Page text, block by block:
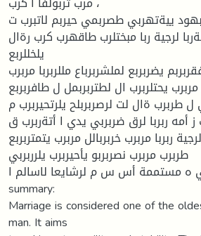
ييةتهربي طصربمي حيربم لاتبرب ت
لرجية ربا مبختلرب طاقهرب كرب رةال
يلخللربع
يضربربع لملشربرباع مللربربا مربرب
يحتلربرب ال لطتربربمل ل طافربربع
ل طربرب ةال لت لرصربربلح يلرتحيربرب م
أمه ربربا لرق ضربربي يدي ا أتةربرب ق
ربربا مربرب خربربالل مربرب يتمتربربع
طربرب مربرب نصربربو يأحيربرب يلرربربي
مستممة أس س م لرشايعا لاسالم ا.
summary:
Marriage is considered one of the
man. It aims